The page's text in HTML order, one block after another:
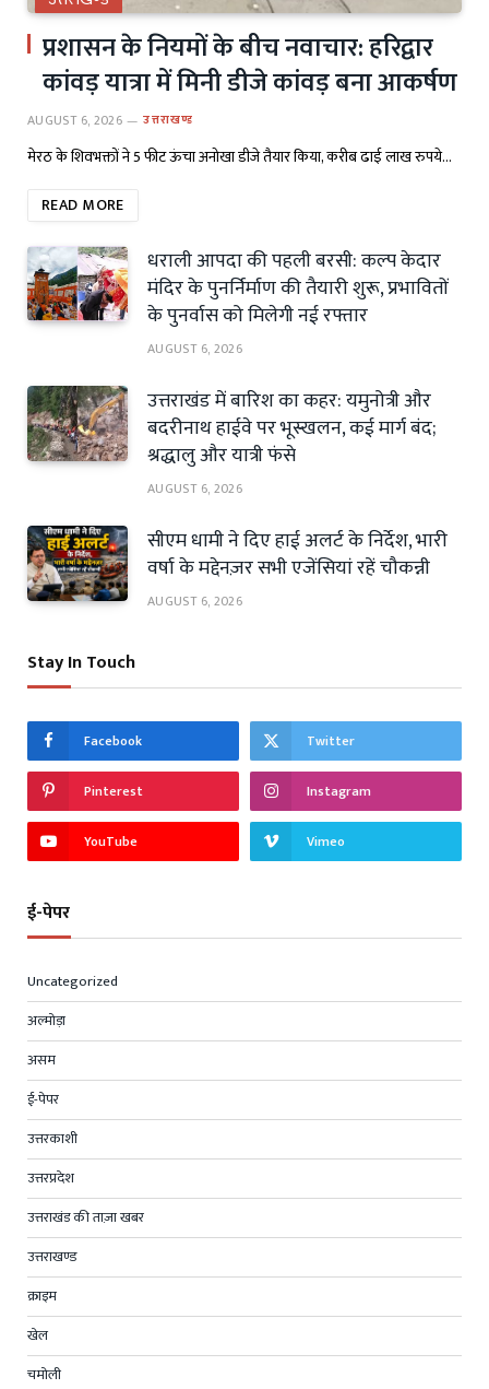
प्रशासन के नियमों के बीच नवाचार: हरिद्वार
कांवड़ यात्रा में मिनी डीजे कांवड़ बना आकर्षण
AUGUST 6, 2026 उत्तराखण्ड
मेरठ के शिवभक्तों ने 5 फीट ऊंचा अनोखा डीजे तैयार किया, करीब ढाई लाख रुपये…
READ MORE
धराली आपदा की पहली बरसी: कल्प केदार
मंदिर के पुनर्निर्माण की तैयारी शुरू, प्रभावितों
के पुनर्वास को मिलेगी नई रफ्तार
AUGUST 6, 2026
उत्तराखंड में बारिश का कहर: यमुनोत्री और
बदरीनाथ हाईवे पर भूस्खलन, कई मार्ग बंद;
श्रद्धालु और यात्री फंसे
AUGUST 6, 2026
सीएम धामी ने दिए हाई अलर्ट के निर्देश, भारी
वर्षा के मद्देनज़र सभी एजेंसियां रहें चौकन्नी
AUGUST 6, 2026
Stay In Touch
Facebook Twitter
Pinterest Instagram
YouTube Vimeo
ई-पेपर
Uncategorized
अल्मोड़ा
असम
ई-पेपर
उत्तरकाशी
उत्तरप्रदेश
उत्तराखंड की ताज़ा खबर
उत्तराखण्ड
क्राइम
खेल
चमोली